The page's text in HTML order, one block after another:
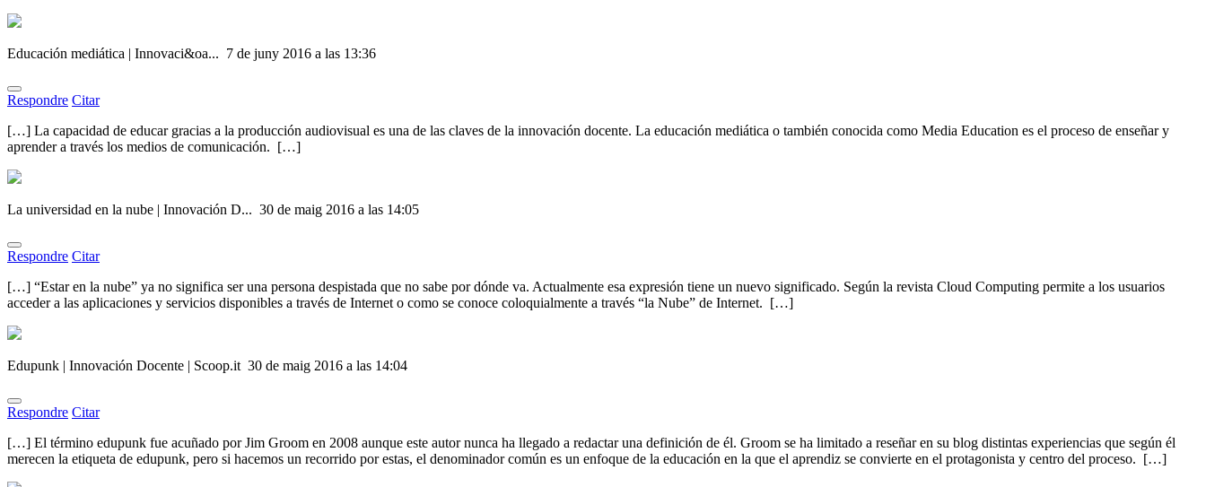
Educación mediática | Innovaci&oa... 7 de juny 2016 a las 13:36
Respondre Citar
[…] La capacidad de educar gracias a la producción audiovisual es una de las claves de la innovación docente. La educación mediática o también conocida como Media Education es el proceso de enseñar y
aprender a través los medios de comunicación. […]
La universidad en la nube | Innovación D... 30 de maig 2016 a las 14:05
Respondre Citar
[…] “Estar en la nube” ya no significa ser una persona despistada que no sabe por dónde va. Actualmente esa expresión tiene un nuevo significado. Según la revista Cloud Computing permite a los usuarios
acceder a las aplicaciones y servicios disponibles a través de Internet o como se conoce coloquialmente a través “la Nube” de Internet. […]
Edupunk | Innovación Docente | Scoop.it 30 de maig 2016 a las 14:04
Respondre Citar
[…] El término edupunk fue acuñado por Jim Groom en 2008 aunque este autor nunca ha llegado a redactar una definición de él. Groom se ha limitado a reseñar en su blog distintas experiencias que según él
merecen la etiqueta de edupunk, pero si hacemos un recorrido por estas, el denominador común es un enfoque de la educación en la que el aprendiz se convierte en el protagonista y centro del proceso. […]